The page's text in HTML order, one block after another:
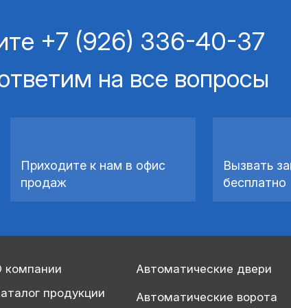
+7 (926) 336-40-37
на все вопросы
Приходите к нам в офис
продаж
Вызвать
бесплатно
компании
продукции
Автоматические двери
Автоматические ворота